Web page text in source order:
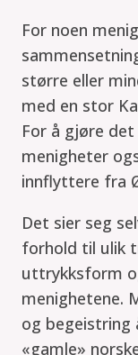
For noen
større eller
med en stor
For å gjøre
menigheter
innflyttere fra
Det sier seg
forhold til ulik
uttrykksform
menighetene.
og begeistring
«gamle»